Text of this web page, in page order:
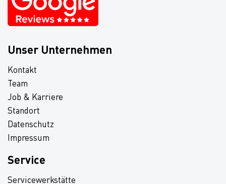
Unser Unternehmen
Kontakt
Team
Job & Karriere
Standort
Datenschutz
Impressum
Service
Servicewerkstätte